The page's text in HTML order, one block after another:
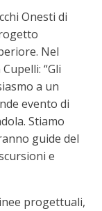
Onesti di
Nel
“Gli
a un
evento di
Stiamo
guide del
e
progettuali,